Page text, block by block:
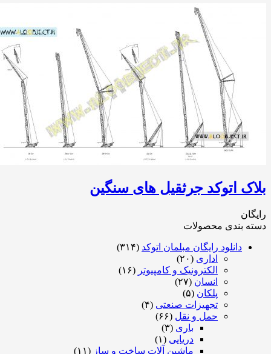
اتوکد جرثقیل های سنگین
بندی محصولات
دانلود رایگان مبلمان اتوکد (۳۱۴)
اداری (۲۰)
الکترونیک و کامپیوتر(۱۶)
انسان(۲۷)
پلکان(۵)
تجهیزات صنعتی(۴)
حمل و نقل(۶۶)
باری
(۳)
دریایی(۱)
ماشین آلات ساخت و ساز(۱۱)